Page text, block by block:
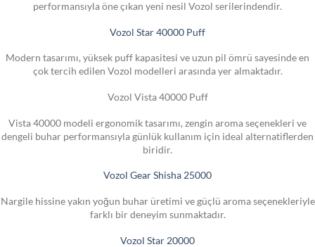
performansıyla öne çıkan yeni nesil Vozol serilerindendir.
Vozol Star 40000 Puff
Modern tasarımı, yüksek puff kapasitesi ve uzun pil ömrü sayesinde en
çok tercih edilen Vozol modelleri arasında yer almaktadır.
Vozol Vista 40000 Puff
Vista 40000 modeli ergonomik tasarımı, zengin aroma seçenekleri ve
dengeli buhar performansıyla günlük kullanım için ideal alternatiflerden
biridir.
Vozol Gear Shisha 25000
Nargile hissine yakın yoğun buhar üretimi ve güçlü aroma seçenekleriyle
farklı bir deneyim sunmaktadır.
Vozol Star 20000